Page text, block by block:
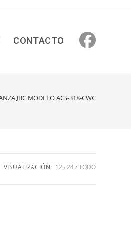
CONTACTO
JBC MODELO ACS-318-CWC
VISUALIZACIÓN: 12 24 TODO